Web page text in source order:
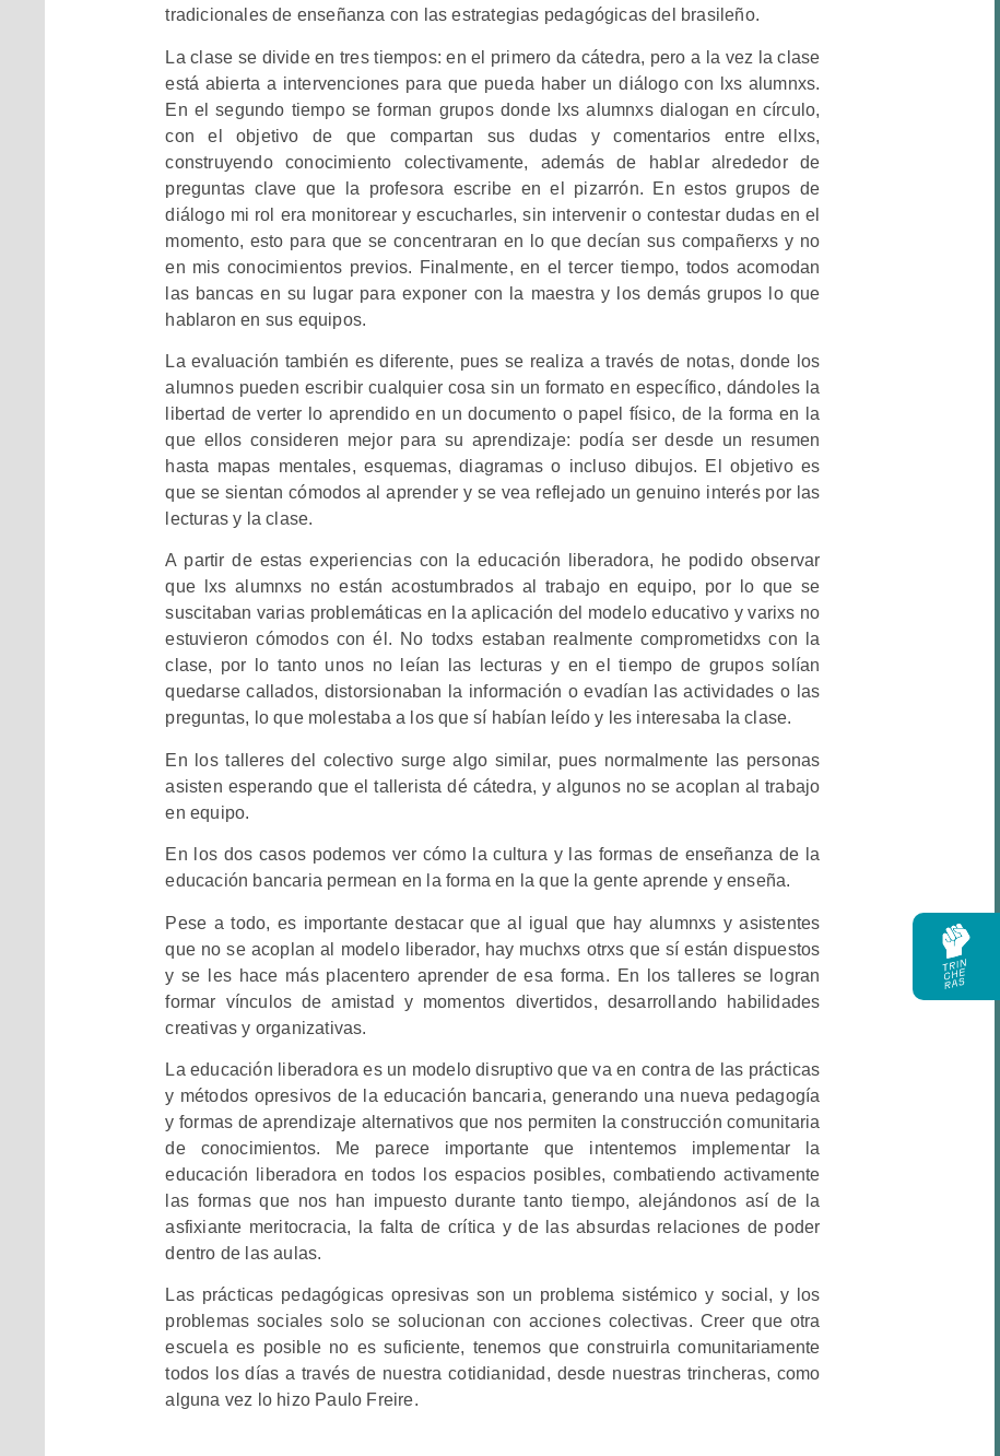
tradicionales de enseñanza con las estrategias pedagógicas del brasileño.
La clase se divide en tres tiempos: en el primero da cátedra, pero a la vez la clase
está abierta a intervenciones para que pueda haber un diálogo con lxs alumnxs.
En el segundo tiempo se forman grupos donde lxs alumnxs dialogan en círculo,
con el objetivo de que compartan sus dudas y comentarios entre ellxs,
construyendo conocimiento colectivamente, además de hablar alrededor de
preguntas clave que la profesora escribe en el pizarrón. En estos grupos de
diálogo mi rol era monitorear y escucharles, sin intervenir o contestar dudas en el
momento, esto para que se concentraran en lo que decían sus compañerxs y no
en mis conocimientos previos. Finalmente, en el tercer tiempo, todos acomodan
las bancas en su lugar para exponer con la maestra y los demás grupos lo que
hablaron en sus equipos.
La evaluación también es diferente, pues se realiza a través de notas, donde los
alumnos pueden escribir cualquier cosa sin un formato en específico, dándoles la
libertad de verter lo aprendido en un documento o papel físico, de la forma en la
que ellos consideren mejor para su aprendizaje: podía ser desde un resumen
hasta mapas mentales, esquemas, diagramas o incluso dibujos. El objetivo es
que se sientan cómodos al aprender y se vea reflejado un genuino interés por las
lecturas y la clase.
A partir de estas experiencias con la educación liberadora, he podido observar
que lxs alumnxs no están acostumbrados al trabajo en equipo, por lo que se
suscitaban varias problemáticas en la aplicación del modelo educativo y varixs no
estuvieron cómodos con él. No todxs estaban realmente comprometidxs con la
clase, por lo tanto unos no leían las lecturas y en el tiempo de grupos solían
quedarse callados, distorsionaban la información o evadían las actividades o las
preguntas, lo que molestaba a los que sí habían leído y les interesaba la clase.
En los talleres del colectivo surge algo similar, pues normalmente las personas
asisten esperando que el tallerista dé cátedra, y algunos no se acoplan al trabajo
en equipo.
En los dos casos podemos ver cómo la cultura y las formas de enseñanza de la
educación bancaria permean en la forma en la que la gente aprende y enseña.
Pese a todo, es importante destacar que al igual que hay alumnxs y asistentes
que no se acoplan al modelo liberador, hay muchxs otrxs que sí están dispuestos
y se les hace más placentero aprender de esa forma. En los talleres se logran
formar vínculos de amistad y momentos divertidos, desarrollando habilidades
creativas y organizativas.
La educación liberadora es un modelo disruptivo que va en contra de las prácticas
y métodos opresivos de la educación bancaria, generando una nueva pedagogía
y formas de aprendizaje alternativos que nos permiten la construcción comunitaria
de conocimientos. Me parece importante que intentemos implementar la
educación liberadora en todos los espacios posibles, combatiendo activamente
las formas que nos han impuesto durante tanto tiempo, alejándonos así de la
asfixiante meritocracia, la falta de crítica y de las absurdas relaciones de poder
dentro de las aulas.
Las prácticas pedagógicas opresivas son un problema sistémico y social, y los
problemas sociales solo se solucionan con acciones colectivas. Creer que otra
escuela es posible no es suficiente, tenemos que construirla comunitariamente
todos los días a través de nuestra cotidianidad, desde nuestras trincheras, como
alguna vez lo hizo Paulo Freire.